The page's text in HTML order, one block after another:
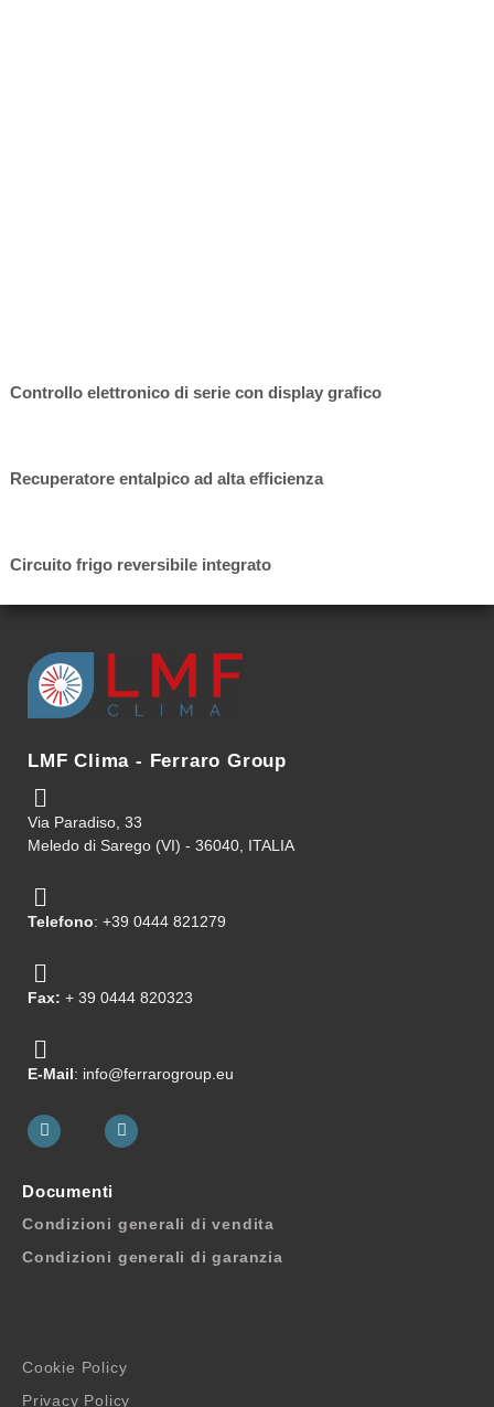
Controllo elettronico di serie con display grafico
Recuperatore entalpico ad alta efficienza
Circuito frigo reversibile integrato
LMF Clima - Ferraro Group
Via Paradiso, 33
Meledo di Sarego (VI) - 36040, ITALIA
Telefono: +39 0444 821279
Fax: + 39 0444 820323
E-Mail: info@ferrarogroup.eu
Documenti
Condizioni generali di vendita
Condizioni generali di garanzia
Cookie Policy
Privacy Policy